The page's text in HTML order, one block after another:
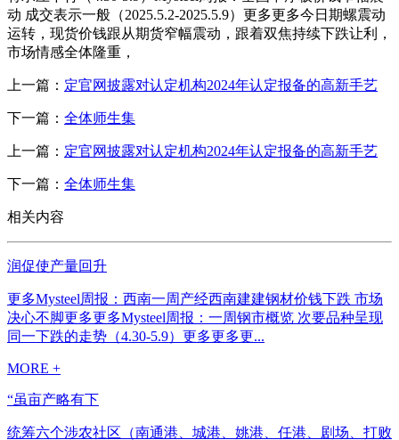
动 成交表示一般（2025.5.2-2025.5.9）更多更多今日期螺震动
运转，现货价钱跟从期货窄幅震动，跟着双焦持续下跌让利，
市场情感全体隆重，
上一篇： 定官网披露对认定机构2024年认定报备的高新手艺
下一篇： 全体师生集
上一篇： 定官网披露对认定机构2024年认定报备的高新手艺
下一篇： 全体师生集
相关内容
润促使产量回升
更多Mysteel周报：西南一周产经西南建建钢材价钱下跌 市场
决心不脚更多更多Mysteel周报：一周钢市概览 次要品种呈现
同一下跌的走势（4.30-5.9）更多更多更...
MORE +
“虽亩产略有下
统筹六个涉农社区（南通港、城港、姚港、任港、剧场、打败